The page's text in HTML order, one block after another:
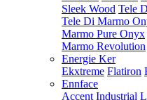
Sleek Wood Tele
Tele Di Marmo
Marmo Pure Onyx
Marmo Revolution
Energie Ker
Ekxtreme Flatiron
Ennface
Accent Industrial